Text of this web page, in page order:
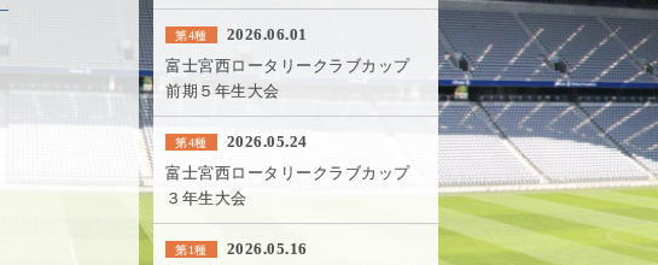
第4種
2026.06.01
富士宮西ロータリークラブカップ
前期５年生大会
第4種
2026.05.24
富士宮西ロータリークラブカップ
３年生大会
第1種
2026.05.16